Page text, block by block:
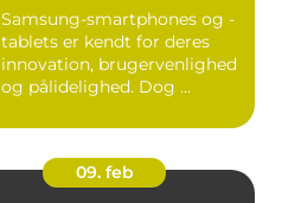
Samsung-smartphones og -
tablets er kendt for deres
innovation, brugervenlighed
og pålidelighed. Dog ...
09. feb